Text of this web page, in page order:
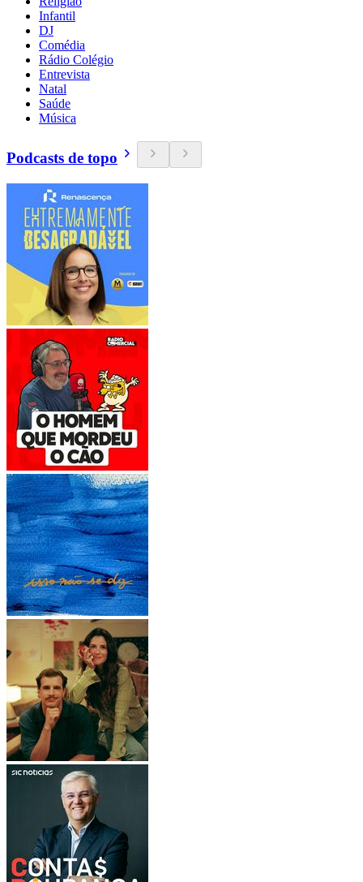
Infantil
DJ
Comédia
Rádio Colégio
Entrevista
Natal
Saúde
Música
Podcasts de topo